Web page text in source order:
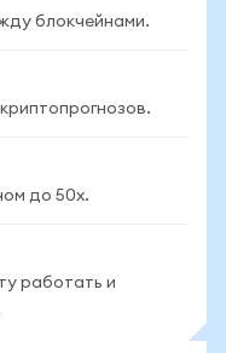
блокчейнами.
до 50x.
работать и